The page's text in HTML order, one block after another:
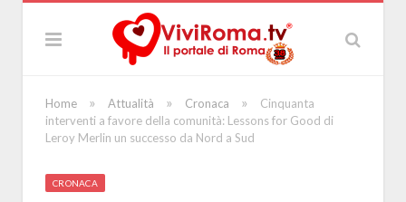
Home » Attualità » Cronaca »
Cinquanta
interventi a favore della comunità: Lessons for Good di
Leroy Merlin un successo da Nord a Sud
CRONACA